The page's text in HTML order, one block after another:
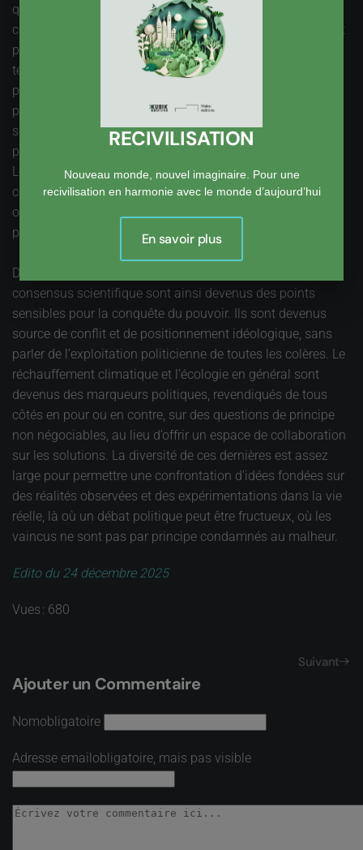
que l’accès au pouvoir est déterminant. Sa conquête
conditionne toutes les politiques, puisque les vaincus n’ont
plus droit à la parole. L’idée même de compromis, de
tentative de rapprochement des points de vue, est exclue
puisque le vainqueur détient tous les pouvoirs. La vie
politique est devenue une arène où le combat est mis en
scène, au lieu d’être une recherche de consensus, dans la
perspective d’un intérêt général toujours difficile à préciser.
Les lieux d’échanges apaisés, constructifs, sont négligés
comme le Conseil économique, social et environnemental,
ou même supprimés comme l’ont été les commissions du
plan, pourtant si efficaces.
Des sujets bien documentés et faisant l’objet d’un
consensus scientifique sont ainsi devenus des points
sensibles pour la conquête du pouvoir. Ils sont devenus
source de conflit et de positionnement idéologique, sans
parler de l’exploitation politicienne de toutes les colères. Le
réchauffement climatique et l’écologie en général sont
devenus des marqueurs politiques, revendiqués de tous
côtés en pour ou en contre, sur des questions de principe
non négociables, au lieu d’offrir un espace de collaboration
sur les solutions. La diversité de ces dernières est assez
large pour permettre une confrontation d’idées fondées sur
des réalités observées et des expérimentations dans la vie
réelle, là où un débat politique peut être fructueux, où les
vaincus ne sont pas par principe condamnés au malheur.
Edito du 24 décembre 2025
Vues : 680
Suivant
Ajouter un Commentaire
Nomobligatoire
Adresse emailobligatoire, mais pas visible
RECIVILISATION
Nouveau monde, nouvel imaginaire. Pour une
recivilisation en harmonie avec le monde d’aujourd’hui
En savoir plus